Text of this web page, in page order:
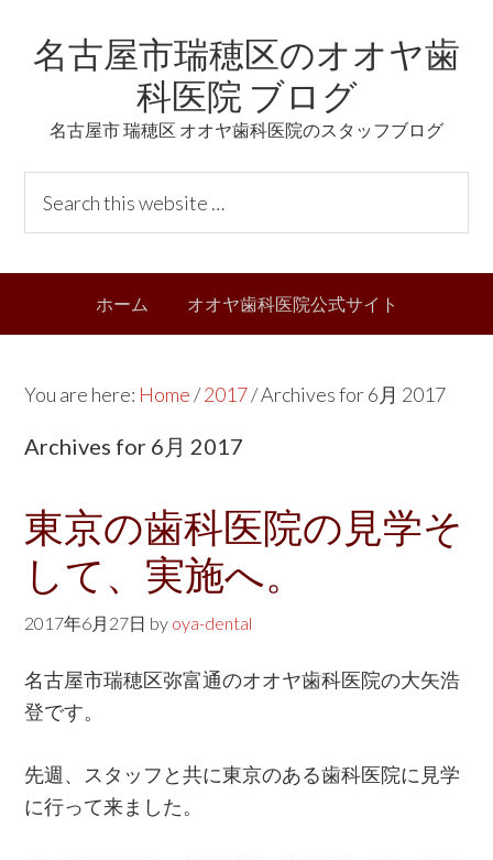
links
primary
content
primary
名古屋市瑞穂区のオオヤ歯
科医院 ブログ
名古屋市 瑞穂区 オオヤ歯科医院のスタッフブログ
Header
Right
i
e
b
i
t
e
navigation
ホーム オオヤ歯科医院公式サイト
You are here: Home/2017/Archives for 6月 2017
Archives for 6月 2017
東京の歯科医院の見学そ
して、実施へ。
2017年6月27日 by oya-dental
名古屋市瑞穂区弥富通のオオヤ歯科医院の大矢浩
登です。
先週、スタッフと共に東京のある歯科医院に見学
に行って来ました。